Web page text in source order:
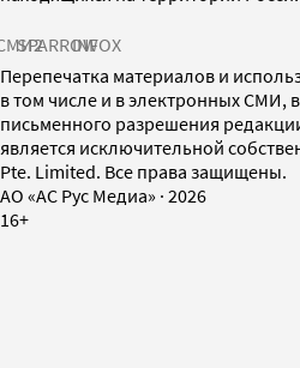
SPARROWINFOX
Перепечатка материалов и
в том числе и в электронных СМИ,
письменного разрешения
является исключительной
Pte. Limited. Все права защищены.
AO «АС Рус Медиа» · 2026
16+